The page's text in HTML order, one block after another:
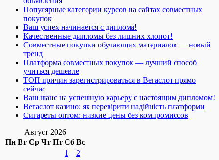
Популярные категории курсов на сайтах совместных
покупок
Ваш успех начинается с диплома!
Качественные дипломы без лишних хлопот!
Совместные покупки обучающих материалов — новый
тренд
Платформа совместных покупок — лучший способ
учиться дешевле
ТОП причин зарегистрироваться в Вегаслот прямо
сейчас
Ваш шанс на успешную карьеру с настоящим дипломом!
Вегаслот казино: як перевірити надійність платформи
Сигареты оптом: низкие цены без компромиссов
Август 2026
Пн Вт Ср Чт Пт Сб Вс
1
2